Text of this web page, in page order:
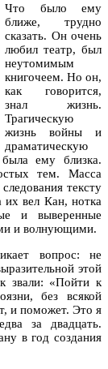
Что было ему
ближе, трудно
сказать. Он очень
любил театр, был
неутомимым
книгочеем. Но он,
как говорится,
знал жизнь.
Трагическую
жизнь войны и
драматическую
ему близка.
тем. Масса
тексту
их вел Кан, нотка
и выверенные
и волнующими.
вопрос: не
этой
звали: «Пойти к
без всякой
и поможет. Это я
за двадцать.
в год создания